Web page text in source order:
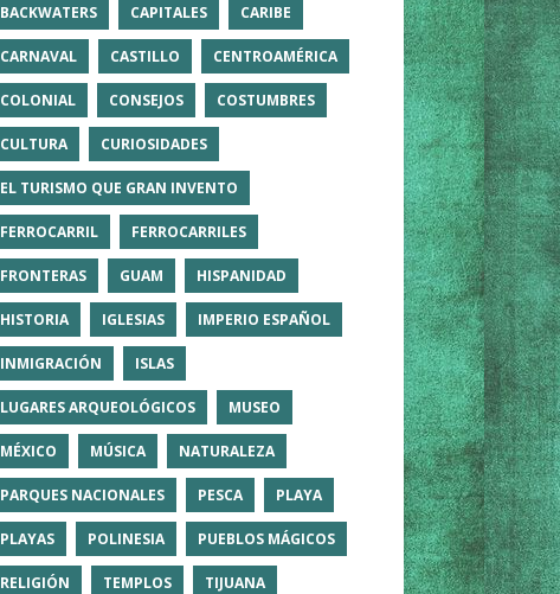
BACKWATERS CAPITALES CARIBE
CARNAVAL CASTILLO CENTROAMÉRICA
COLONIAL CONSEJOS COSTUMBRES
CULTURA CURIOSIDADES
EL TURISMO QUE GRAN INVENTO
FERROCARRIL FERROCARRILES
FRONTERAS GUAM HISPANIDAD
HISTORIA IGLESIAS IMPERIO ESPAÑOL
INMIGRACIÓN ISLAS
LUGARES ARQUEOLÓGICOS MUSEO
MÉXICO MÚSICA NATURALEZA
PARQUES NACIONALES PESCA PLAYA
PLAYAS POLINESIA PUEBLOS MÁGICOS
RELIGIÓN TEMPLOS TIJUANA